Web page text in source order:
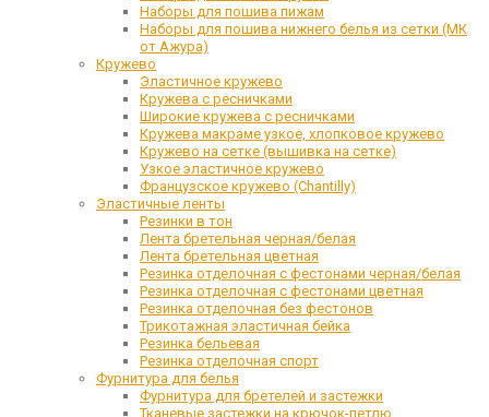
Наборы для пошива пижам
Наборы для пошива нижнего белья из сетки (МК
от Ажура)
Кружево
Эластичное кружево
Кружева с ресничками
Широкие кружева с ресничками
Кружева макраме узкое, хлопковое кружево
Кружево на сетке (вышивка на сетке)
Узкое эластичное кружево
Французское кружево (Chantilly)
Эластичные ленты
Резинки в тон
Лента бретельная черная/белая
Лента бретельная цветная
Резинка отделочная с фестонами черная/белая
Резинка отделочная с фестонами цветная
Резинка отделочная без фестонов
Трикотажная эластичная бейка
Резинка бельевая
Резинка отделочная спорт
Фурнитура для белья
Фурнитура для бретелей и застежки
Тканевые застежки на крючок-петлю